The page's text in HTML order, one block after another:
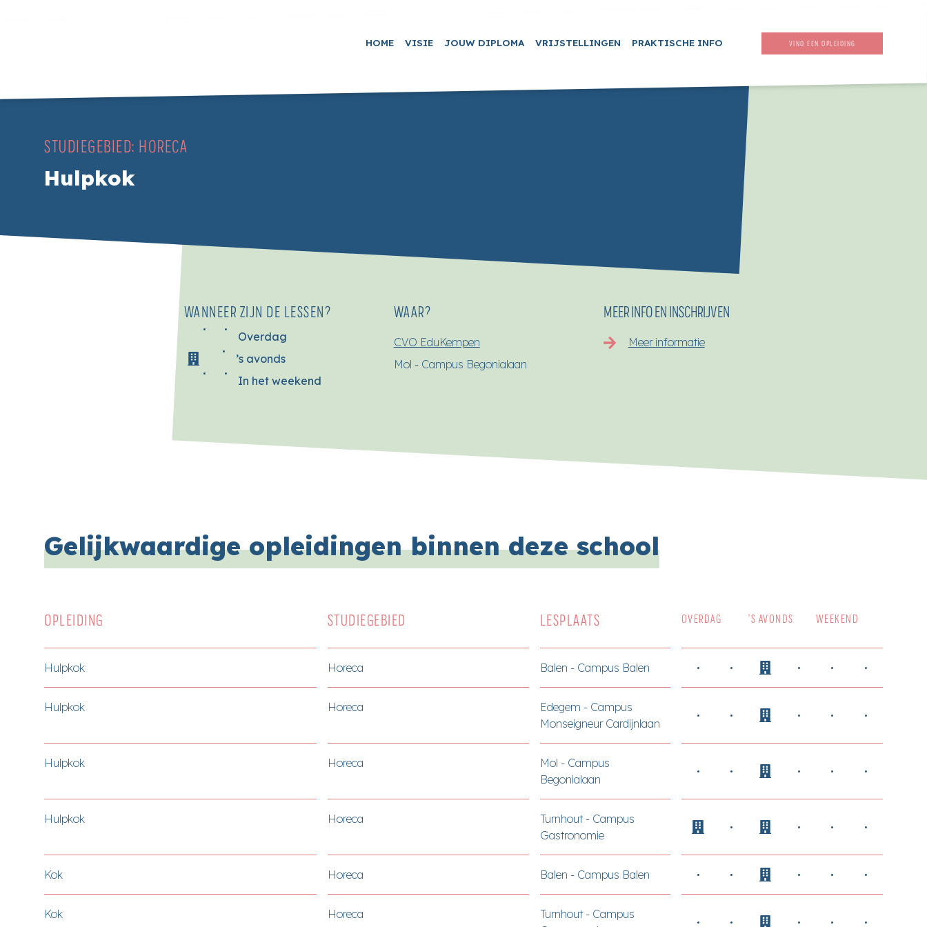
HOME VISIE JOUW DIPLOMA VRIJSTELLINGEN PRAKTISCHE INFO VIND EEN OPLEIDING
STUDIEGEBIED: HORECA
Hulpkok
WANNEER ZIJN DE LESSEN?
Overdag
’s avonds
In het weekend
WAAR?
CVO EduKempen
Mol - Campus Begonialaan
MEER INFO EN INSCHRIJVEN
Meer informatie
Gelijkwaardige opleidingen binnen deze school
OPLEIDING STUDIEGEBIED LESPLAATS OVERDAG ’S AVONDS WEEKEND
Hulpkok Horeca Balen - Campus Balen
Hulpkok Horeca
Edegem - Campus
Monseigneur Cardijnlaan
Hulpkok Horeca
Mol - Campus
Begonialaan
Hulpkok Horeca
Turnhout - Campus
Gastronomie
Kok Horeca Balen - Campus Balen
Kok Horeca
Turnhout - Campus